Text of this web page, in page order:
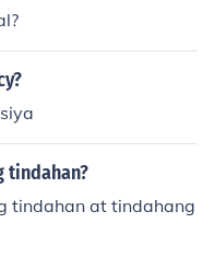
tindahan?
tindahan at tindahang